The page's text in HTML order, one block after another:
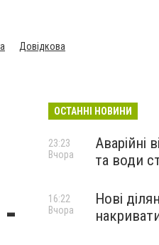
Довідкова
ОСТАННІ НОВИНИ
Аварійні
та води
23:23
Вчора
Нові
16:22
Вчора